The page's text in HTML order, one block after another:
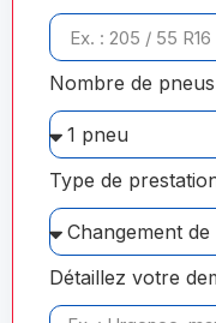
Nombre de
Type de
Détaillez votre